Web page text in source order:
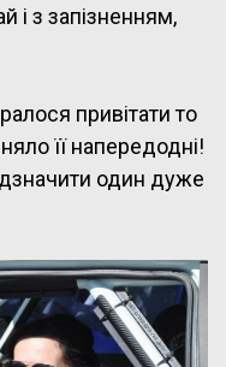
і з запізненням,
привітати то
її напередодні!
один дуже